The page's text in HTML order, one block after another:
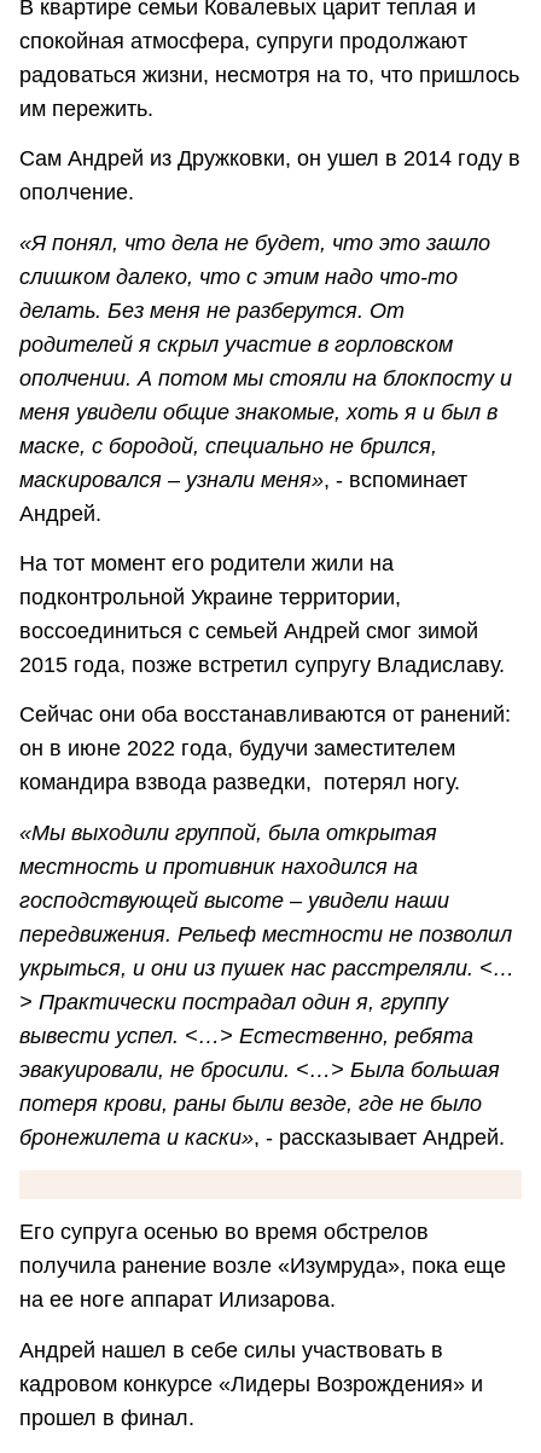
В квартире семьи Ковалевых царит теплая и
спокойная атмосфера, супруги продолжают
радоваться жизни, несмотря на то, что пришлось
им пережить.
Сам Андрей из Дружковки, он ушел в 2014 году в
ополчение.
«Я понял, что дела не будет, что это зашло
слишком далеко, что с этим надо что-то
делать. Без меня не разберутся. От
родителей я скрыл участие в горловском
ополчении. А потом мы стояли на блокпосту и
меня увидели общие знакомые, хоть я и был в
маске, с бородой, специально не брился,
маскировался – узнали меня», - вспоминает
Андрей.
На тот момент его родители жили на
подконтрольной Украине территории,
воссоединиться с семьей Андрей смог зимой
2015 года, позже встретил супругу Владиславу.
Сейчас они оба восстанавливаются от ранений:
он в июне 2022 года, будучи заместителем
командира взвода разведки, потерял ногу.
«Мы выходили группой, была открытая
местность и противник находился на
господствующей высоте – увидели наши
передвижения. Рельеф местности не позволил
укрыться, и они из пушек нас расстреляли. <…
> Практически пострадал один я, группу
вывести успел. <…> Естественно, ребята
эвакуировали, не бросили. <…> Была большая
потеря крови, раны были везде, где не было
бронежилета и каски», - рассказывает Андрей.
Его супруга осенью во время обстрелов
получила ранение возле «Изумруда», пока еще
на ее ноге аппарат Илизарова.
Андрей нашел в себе силы участвовать в
кадровом конкурсе «Лидеры Возрождения» и
прошел в финал.